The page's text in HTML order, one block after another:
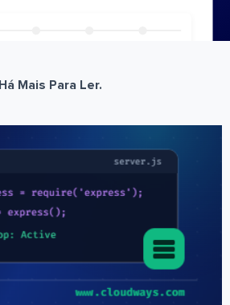
Há Mais Para Ler.